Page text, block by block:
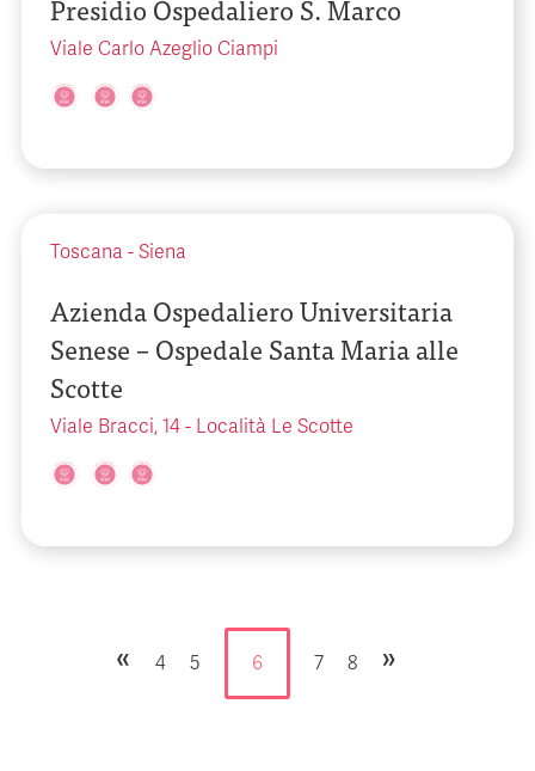
Presidio Ospedaliero S. Marco
Viale Carlo Azeglio Ciampi
Toscana - Siena
Azienda Ospedaliero Universitaria
Senese – Ospedale Santa Maria alle
Scotte
Viale Bracci, 14 - Località Le Scotte
« 4 5 6 7 8 »